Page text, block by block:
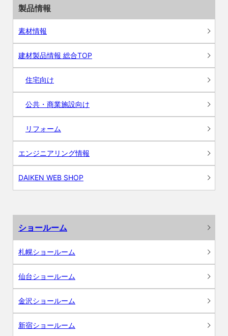
製品情報
素材情報
建材製品情報 総合TOP
住宅向け
公共・商業施設向け
リフォーム
エンジニアリング情報
DAIKEN WEB SHOP
ショールーム
札幌ショールーム
仙台ショールーム
金沢ショールーム
新宿ショールーム